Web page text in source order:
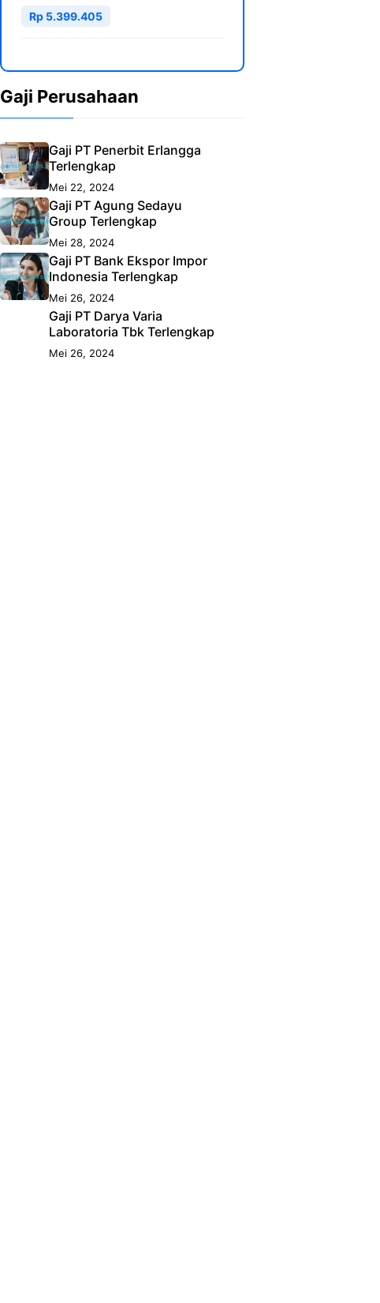
Rp 5.399.405
Gaji Perusahaan
Gaji PT Penerbit Erlangga
Terlengkap
Mei 22, 2024
Gaji PT Agung Sedayu
Group Terlengkap
Mei 28, 2024
Gaji PT Bank Ekspor Impor
Indonesia Terlengkap
Mei 26, 2024
Gaji PT Darya Varia
Laboratoria Tbk Terlengkap
Mei 26, 2024